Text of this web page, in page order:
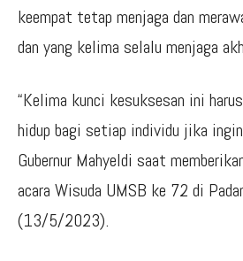
keempat tetap menjaga dan
dan yang kelima selalu menjaga
“Kelima kunci kesuksesan ini
hidup bagi setiap individu jika
Gubernur Mahyeldi saat
acara Wisuda UMSB ke 72 di
(13/5/2023).